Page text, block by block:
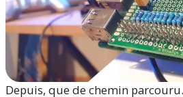
Depuis, que de chemin